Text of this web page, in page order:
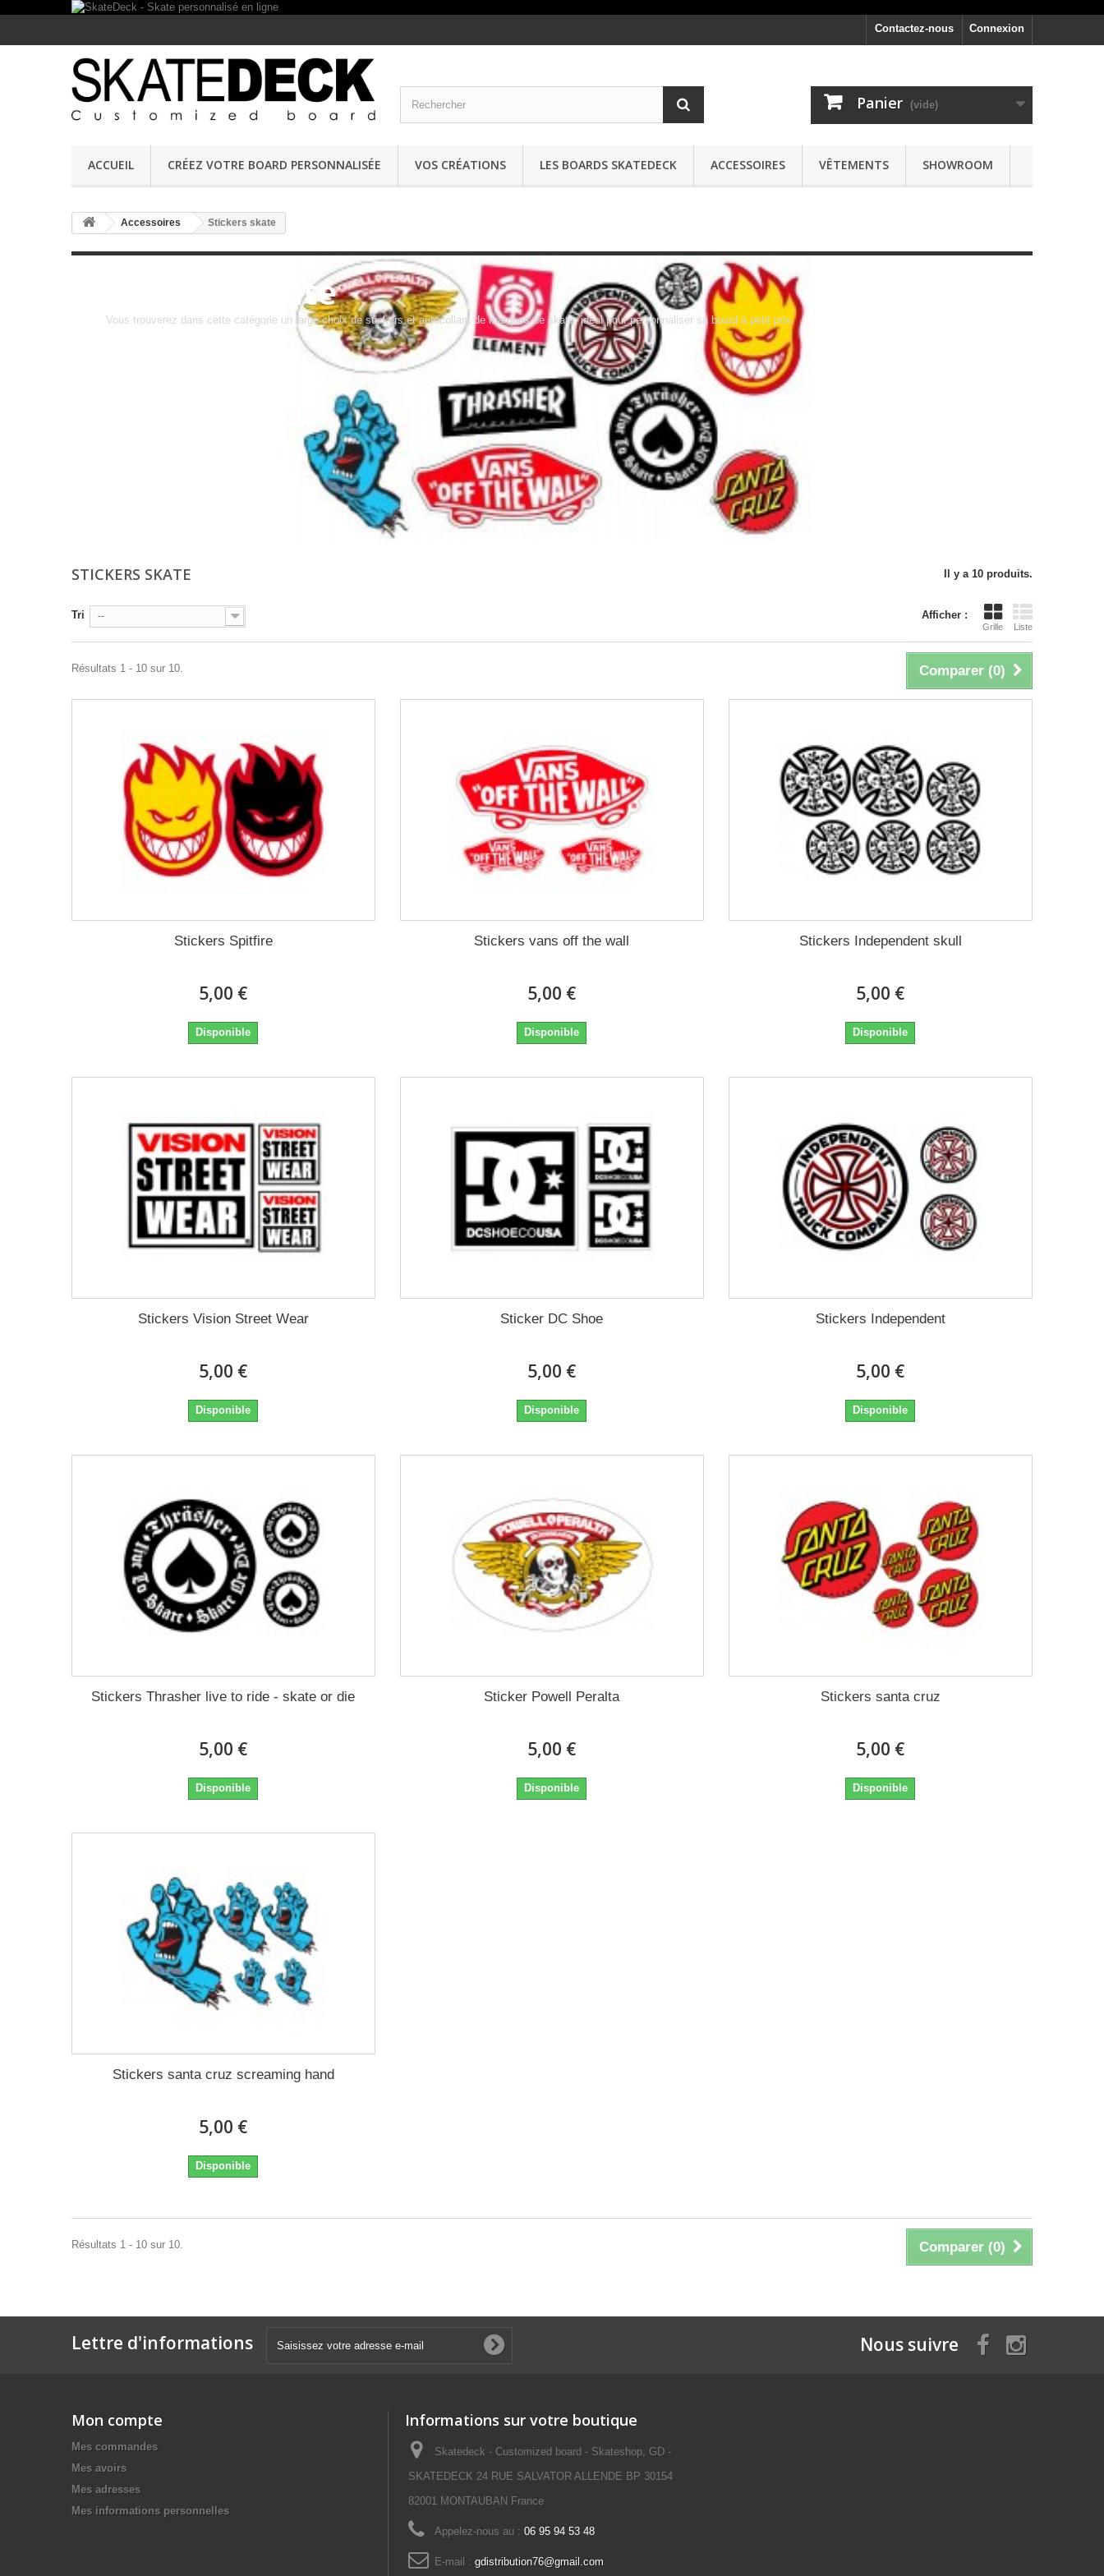
Connexion
Contactez-nous
Panier (vide)
ACCUEIL CRÉEZ VOTRE BOARD PERSONNALISÉE VOS CRÉATIONS LES BOARDS SKATEDECK ACCESSOIRES VÊTEMENTS SHOWROOM
Accessoires Stickers skate
Stickers skate
Vous trouverez dans cette catégorie un large choix de stickers et autocollant de marques de skate, idéal pour personnaliser sa board à petit prix.
STICKERS SKATE Il y a 10 produits.
Afficher :
Grille Liste
Tri --
Comparer (0)
Résultats 1 - 10 sur 10.
Stickers Spitfire
5,00 €
Disponible
Stickers vans off the wall
5,00 €
Disponible
Stickers Independent skull
5,00 €
Disponible
Stickers Vision Street Wear
5,00 €
Disponible
Sticker DC Shoe
5,00 €
Disponible
Stickers Independent
5,00 €
Disponible
Stickers Thrasher live to ride - skate or die
5,00 €
Disponible
Sticker Powell Peralta
5,00 €
Disponible
Stickers santa cruz
5,00 €
Disponible
Stickers santa cruz screaming hand
5,00 €
Disponible
Comparer (0)
Résultats 1 - 10 sur 10.
Lettre d'informations Nous suivre
Mon compte
Mes commandes
Mes avoirs
Mes adresses
Mes informations personnelles
Informations sur votre boutique
Skatedeck - Customized board - Skateshop, GD -
SKATEDECK 24 RUE SALVATOR ALLENDE BP 30154
82001 MONTAUBAN France
Appelez-nous au : 06 95 94 53 48
E-mail : gdistribution76@gmail.com